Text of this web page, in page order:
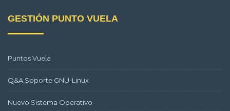
GESTIÓN PUNTO VUELA
Puntos Vuela
Q&A Soporte GNU-Linux
Nuevo Sistema Operativo